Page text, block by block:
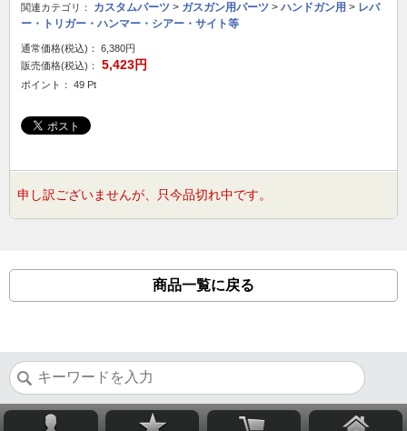
関連カテゴリ： カスタムパーツ > ガスガン用パーツ > ハンドガン用 > レバ
ー・トリガー・ハンマー・シアー・サイト等
通常価格(税込)：
6,380円
販売価格(税込)：
5,423円
ポイント： 49 Pt
申し訳ございませんが、只今品切れ中です。
商品一覧に戻る